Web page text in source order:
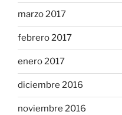
marzo 2017
febrero 2017
enero 2017
diciembre 2016
noviembre 2016